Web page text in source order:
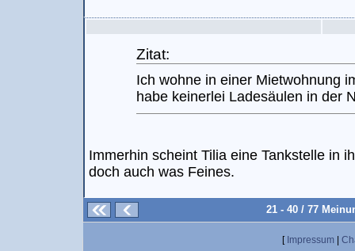
Zitat:
Ich wohne in einer Mietwohnung
habe keinerlei Ladesäulen in der
Immerhin scheint Tilia eine Tankstelle in
doch auch was Feines.
21 - 40 / 77
[ Impressum